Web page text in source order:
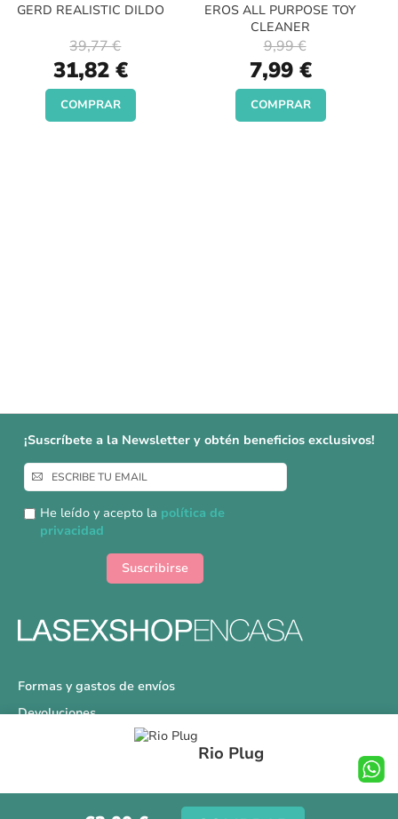
Rio Plug
GERD REALISTIC DILDO
Special
Price
31,82 €
39,77 €
COMPRAR
EROS ALL PURPOSE TOY
CLEANER
Special
Price
7,99 €
9,99 €
COMPRAR
¡Suscríbete a la Newsletter y obtén beneficios exclusivos!
Inscríbase
a
nuestro
boletín
He leído y acepto la política de
privacidad
Suscribirse
Formas y gastos de envíos
Devoluciones
Nuestra Tienda